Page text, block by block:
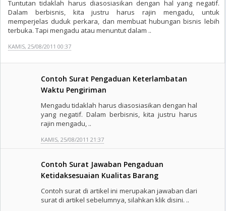
Tuntutan tidaklah harus diasosiasikan dengan hal yang negatif.
Dalam berbisnis, kita justru harus rajin mengadu, untuk
memperjelas duduk perkara, dan membuat hubungan bisnis lebih
terbuka. Tapi mengadu atau menuntut dalam ..
KAMIS, 25/08/2011 00:37
Contoh Surat Pengaduan Keterlambatan
Waktu Pengiriman
Mengadu tidaklah harus diasosiasikan dengan hal
yang negatif. Dalam berbisnis, kita justru harus
rajin mengadu, ..
KAMIS, 25/08/2011 21:37
Contoh Surat Jawaban Pengaduan
Ketidaksesuaian Kualitas Barang
Contoh surat di artikel ini merupakan jawaban dari
surat di artikel sebelumnya, silahkan klik disini. ..